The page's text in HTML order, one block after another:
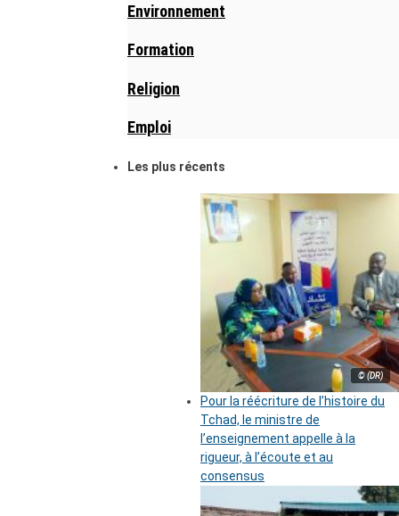
Environnement
Formation
Religion
Emploi
Les plus récents
© (DR)
Pour la réécriture de l’histoire du
Tchad, le ministre de
l’enseignement appelle à la
rigueur, à l’écoute et au
consensus